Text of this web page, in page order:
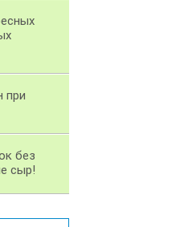
при
без
сыр!